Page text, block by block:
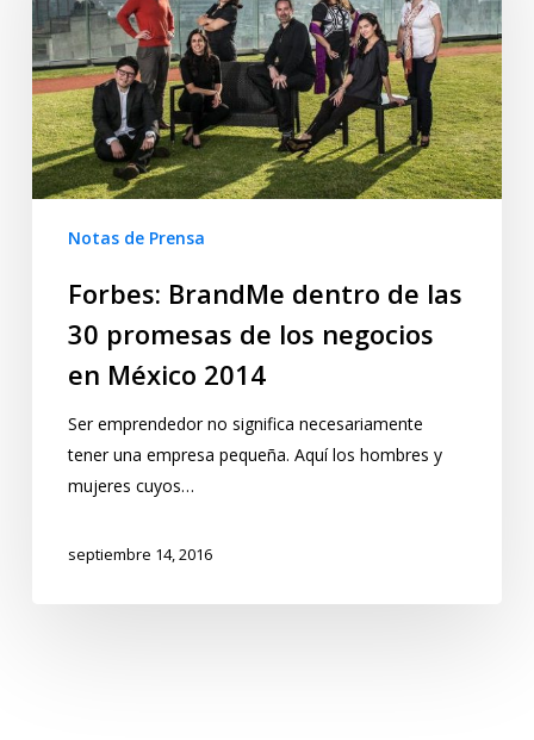
Notas de Prensa
Forbes: BrandMe dentro de las
30 promesas de los negocios
en México 2014
Ser emprendedor no significa necesariamente
tener una empresa pequeña. Aquí los hombres y
mujeres cuyos…
septiembre 14, 2016